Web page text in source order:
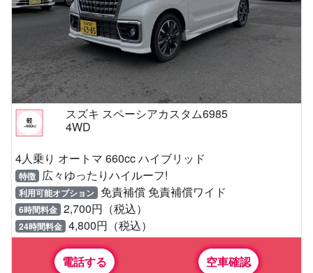
スズキ スペーシアカスタム6985
4WD
4人乗り オートマ 660cc ハイブリッド
特徴 広々ゆったりハイルーフ!
利用可能オプション 免責補償 免責補償ワイド
6時間料金 2,700円（税込）
24時間料金 4,800円（税込）
電話する 空車確認